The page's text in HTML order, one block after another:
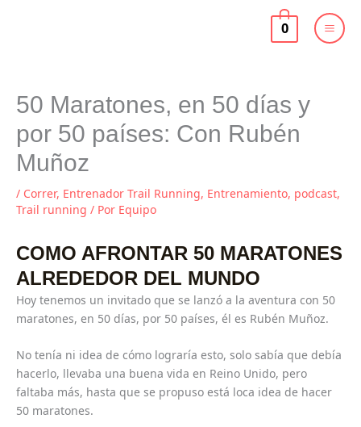
0
50 Maratones, en 50 días y
por 50 países: Con Rubén
Muñoz
/ Correr, Entrenador Trail Running, Entrenamiento, podcast,
Trail running / Por Equipo
COMO AFRONTAR 50 MARATONES
ALREDEDOR DEL MUNDO
Hoy tenemos un invitado que se lanzó a la aventura con 50
maratones, en 50 días, por 50 países, él es Rubén Muñoz.
No tenía ni idea de cómo lograría esto, solo sabía que debía
hacerlo, llevaba una buena vida en Reino Unido, pero
faltaba más, hasta que se propuso está loca idea de hacer
50 maratones.